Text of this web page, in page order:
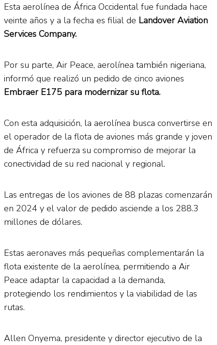
Esta aerolínea de África Occidental fue fundada hace
veinte años y a la fecha es filial de Landover Aviation
Services Company.
Por su parte, Air Peace, aerolínea también nigeriana,
informó que realizó un pedido de cinco aviones
Embraer E175 para modernizar su flota.
Con esta adquisición, la aerolínea busca convertirse en
el operador de la flota de aviones más grande y joven
de África y refuerza su compromiso de mejorar la
conectividad de su red nacional y regional.
Las entregas de los aviones de 88 plazas comenzarán
en 2024 y el valor de pedido asciende a los 288.3
millones de dólares.
Estas aeronaves más pequeñas complementarán la
flota existente de la aerolínea, permitiendo a Air
Peace adaptar la capacidad a la demanda,
protegiendo los rendimientos y la viabilidad de las
rutas.
Allen Onyema, presidente y director ejecutivo de la